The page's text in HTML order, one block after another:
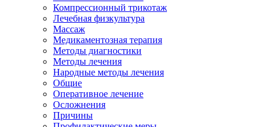
Компрессионный трикотаж
Лечебная физкультура
Массаж
Медикаментозная терапия
Методы диагностики
Методы лечения
Народные методы лечения
Общие
Оперативное лечение
Осложнения
Причины